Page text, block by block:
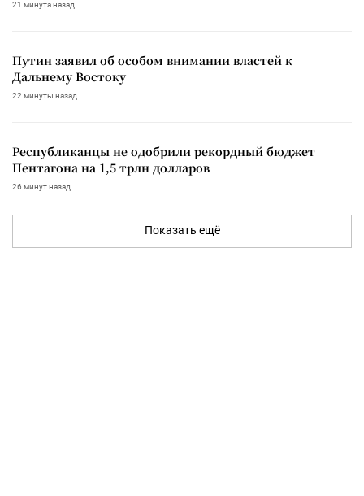
21 минута назад
Путин заявил об особом внимании властей к
Дальнему Востоку
22 минуты назад
Республиканцы не одобрили рекордный бюджет
Пентагона на 1,5 трлн долларов
26 минут назад
Показать ещё